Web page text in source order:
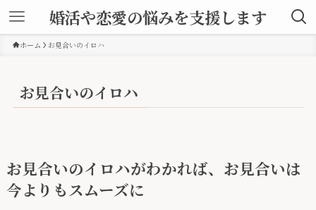
婚活や恋愛の悩みを支援します
ホーム お見合いのイロハ
お見合いのイロハ
お見合いのイロハがわかれば、お見合いは
今よりもスムーズに